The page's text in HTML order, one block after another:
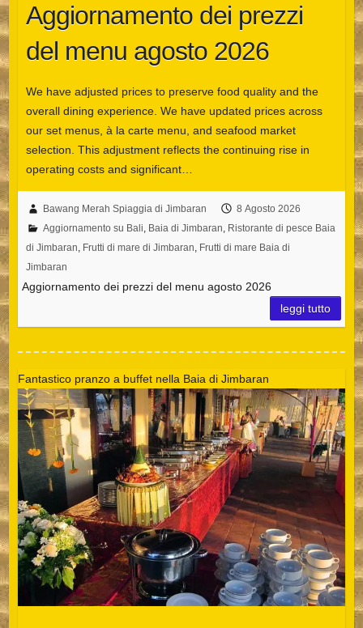
Aggiornamento dei prezzi
del menu agosto 2026
We have adjusted prices to preserve food quality and the
overall dining experience. We have updated prices across
our set menus, à la carte menu, and seafood market
selection. This adjustment reflects the continuing rise in
operating costs and significant…
Bawang Merah Spiaggia di Jimbaran
8 Agosto 2026
Aggiornamento su Bali, Baia di Jimbaran, Ristorante di pesce Baia
di Jimbaran, Frutti di mare di Jimbaran, Frutti di mare Baia di
Jimbaran
Aggiornamento dei prezzi del menu agosto 2026
leggi tutto
Fantastico pranzo a buffet nella Baia di Jimbaran